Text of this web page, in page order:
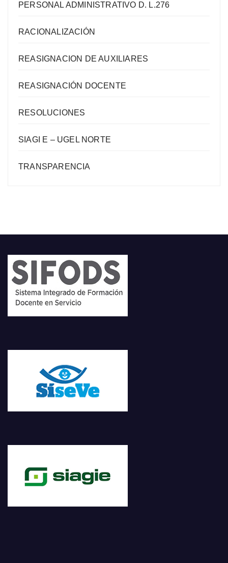
PERSONAL ADMINISTRATIVO D. L.276
RACIONALIZACIÓN
REASIGNACION DE AUXILIARES
REASIGNACIÓN DOCENTE
RESOLUCIONES
SIAGI E – UGEL NORTE
TRANSPARENCIA